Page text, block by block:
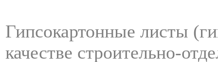
Гипсокартонные листы
качестве строительно-